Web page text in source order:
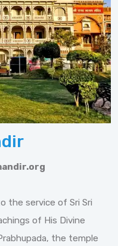
the service of Sri Sri
of His Divine
the temple